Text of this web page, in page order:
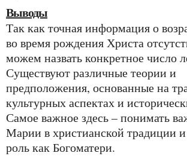
Выводы
Так как точная информация о возрасте Марии
во время рождения Христа
можем назвать конкретное число
Существуют различные теории и
предположения, основанные на
культурных аспектах и
Самое важное здесь – понимать
Марии в христианской традиции и
роль как Богоматери.